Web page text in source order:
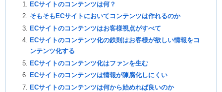
ECサイトのコンテンツは何？
そもそもECサイトにおいてコンテンツは作れるのか
ECサイトのコンテンツはお客様視点がすべて
ECサイトのコンテンツ化の鉄則はお客様が欲しい情報をコ
ンテンツ化する
ECサイトのコンテンツ化はファンを生む
ECサイトのコンテンツは情報が陳腐化しにくい
ECサイトのコンテンツは何から始めれば良いのか